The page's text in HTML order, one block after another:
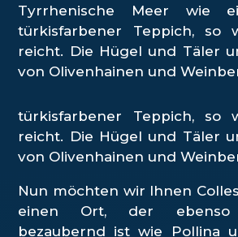
Tyrrhenische Meer wie
türkisfarbener Teppich, so
reicht. Die Hügel und Täler
von Olivenhainen und
türkisfarbener Teppich, so
reicht. Die Hügel und Täler
von Olivenhainen und
Nun möchten wir Ihnen
einen Ort, der
bezaubernd ist wie Pollina